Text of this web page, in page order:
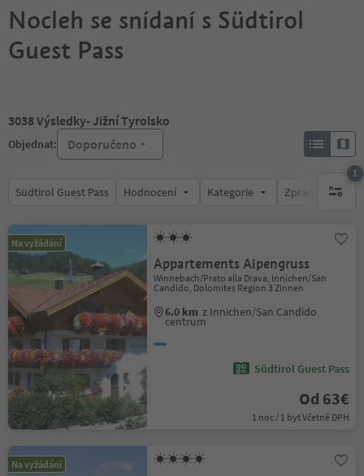
Nocleh se snídaní s Südtirol
Guest Pass
3038Výsledky- Jižní Tyrolsko
Objednat: Doporučeno
Südtirol Guest Pass Hodnocení Kategorie Zpracovává
1
1
Na vyžádání
Appartements Alpengruss
Winnebach/Prato alla Drava, Innichen/San
Candido, Dolomites Region 3 Zinnen
6.0 km z Innichen/San Candido
centrum
Südtirol Guest Pass
Od 63€
1 noc / 1 byt Včetně DPH
Na vyžádání